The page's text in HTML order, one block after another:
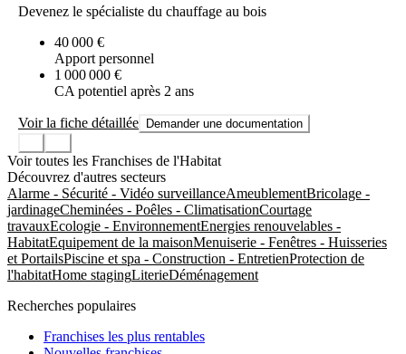
Devenez le spécialiste du chauffage au bois
40 000 €
Apport personnel
1 000 000 €
CA potentiel après 2 ans
Voir la fiche détaillée Demander une documentation
Voir toutes les Franchises de l'Habitat
Découvrez d'autres secteurs
Alarme - Sécurité - Vidéo surveillanceAmeublementBricolage -
jardinageCheminées - Poêles - ClimatisationCourtage
travauxEcologie - EnvironnementEnergies renouvelables -
HabitatEquipement de la maisonMenuiserie - Fenêtres - Huisseries
et PortailsPiscine et spa - Construction - EntretienProtection de
l'habitatHome stagingLiterieDéménagement
Recherches populaires
Franchises les plus rentables